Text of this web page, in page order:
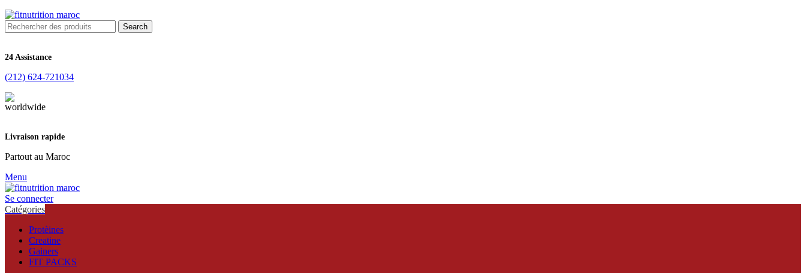
Search
24 Assistance
(212) 624-721034
Livraison rapide
Partout au Maroc
Menu
Se connecter
Catégories
Protèines
Creatine
Gainers
FIT PACKS